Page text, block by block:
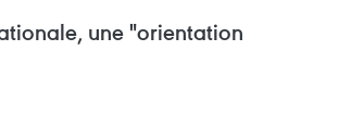
une "orientation